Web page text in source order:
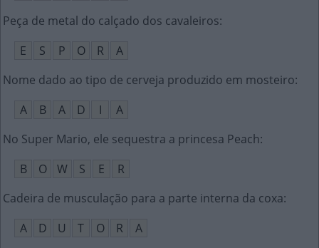
Peça de metal do calçado dos cavaleiros:
E
S P O R
A
Nome dado ao tipo de cerveja produzido em mosteiro:
A
B A D I
A
No Super Mario, ele sequestra a princesa Peach:
B
O W S E
R
Cadeira de musculação para a parte interna da coxa:
A
D U T O R
A